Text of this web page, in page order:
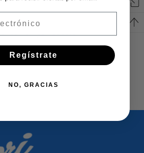
No Hay Más Productos
1al1de1en total
Regístrate
NO, GRACIAS